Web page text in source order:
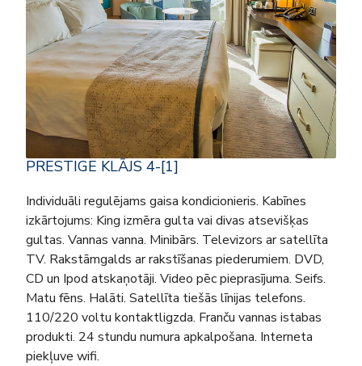
PRESTIGE KLĀJS 4-[1]
Individuāli regulējams gaisa kondicionieris. Kabīnes
izkārtojums: King izmēra gulta vai divas atsevišķas
gultas. Vannas vanna. Minibārs. Televizors ar satellīta
TV. Rakstāmgalds ar rakstīšanas piederumiem. DVD,
CD un Ipod atskaņotāji. Video pēc pieprasījuma. Seifs.
Matu fēns. Halāti. Satellīta tiešās līnijas telefons.
110/220 voltu kontaktligzda. Franču vannas istabas
produkti. 24 stundu numura apkalpošana. Interneta
piekļuve wifi.